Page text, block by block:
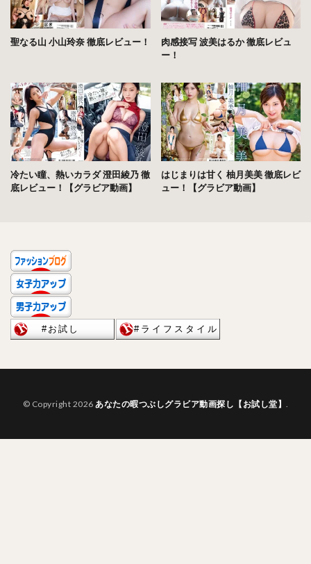
聖なる山 小山玲奈 徹底レビュー！
肉感接写 波美はるか 徹底レビュ
ー！
冷たい瞳、熱いカラダ 澄田綾乃 徹
底レビュー！【グラビア動画】
はじまりは甘く 柚月美美 徹底レビ
ュー！【グラビア動画】
© Copyright 2026 あなたの暇つぶしグラビア動画探し【お試し堂】 .